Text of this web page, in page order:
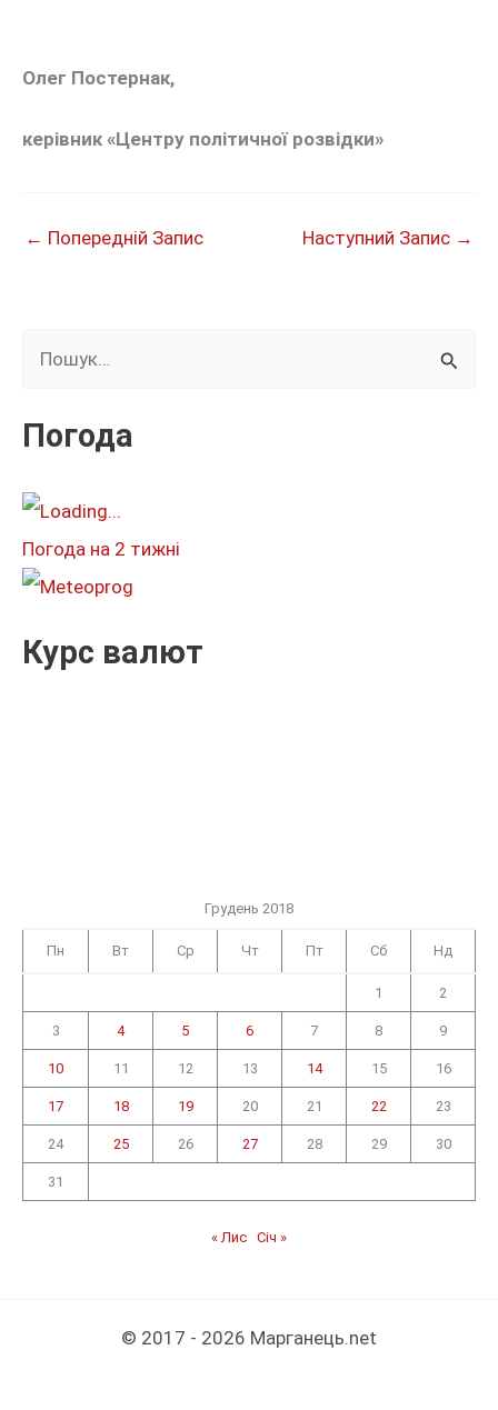
Олег Постернак,
керівник «Центру політичної розвідки»
← Попередній Запис Наступний Запис →
к
т
:
Погода
Погода на 2 тижні
Курс валют
Грудень 2018
Пн Вт Ср Чт Пт Сб Нд
1 2
3 4 5 6 7 8 9
10 11 12 13 14 15 16
17 18 19 20 21 22 23
24 25 26 27 28 29 30
31
« Лис Січ »
© 2017 - 2026 Марганець.net